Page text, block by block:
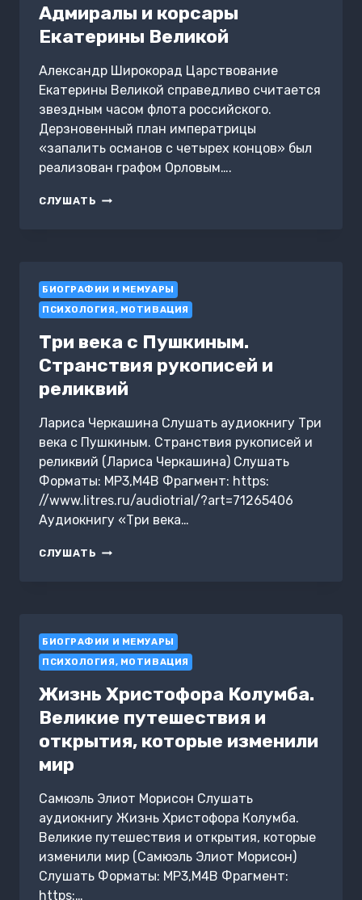
Адмиралы и корсары
Екатерины Великой
Александр Широкорад Царствование
Екатерины Великой справедливо считается
звездным часом флота российского.
Дерзновенный план императрицы
«запалить османов с четырех концов» был
реализован графом Орловым….
СЛУШАТЬ АДМИРАЛЫ
БИОГРАФИИ И МЕМУАРЫ
ПСИХОЛОГИЯ, МОТИВАЦИЯ
Три века с Пушкиным.
Странствия рукописей и
реликвий
Лариса Черкашина Слушать аудиокнигу Три
века с Пушкиным. Странствия рукописей и
реликвий (Лариса Черкашина) Слушать
Форматы: MP3,M4B Фрагмент: https:
//www.litres.ru/audiotrial/?art=71265406
Аудиокнигу «Три века…
СЛУШАТЬ ТРИ
И
РЕЛИКВИЙ
БИОГРАФИИ И МЕМУАРЫ
ПСИХОЛОГИЯ, МОТИВАЦИЯ
Жизнь Христофора Колумба.
Великие путешествия и
открытия, которые изменили
мир
Самюэль Элиот Морисон Слушать
аудиокнигу Жизнь Христофора Колумба.
Великие путешествия и открытия, которые
изменили мир (Самюэль Элиот Морисон)
Слушать Форматы: MP3,M4B Фрагмент:
https:…